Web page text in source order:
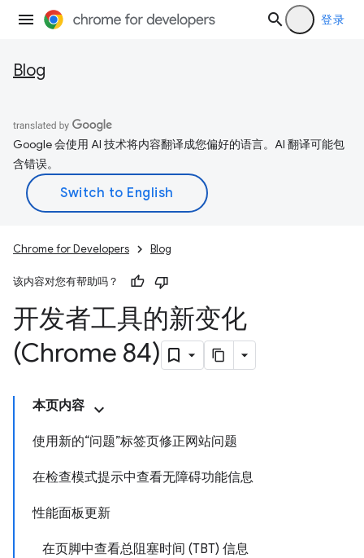
登录
Blog
Google 会使用 AI 技术将内容翻译成您偏好的语言。AI 翻译可能包
含错误。
Chrome for Developers Blog
该内容对您有帮助吗？
开发者工具的新变化
(Chrome 84)
本页内容
使用新的“问题”标签页修正网站问题
在检查模式提示中查看无障碍功能信息
性能面板更新
在页脚中查看总阻塞时间 (TBT) 信息